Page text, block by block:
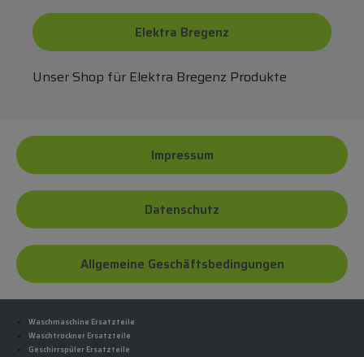
Elektra Bregenz
Unser Shop für Elektra Bregenz Produkte
Impressum
Datenschutz
Allgemeine Geschäftsbedingungen
Waschmaschine Ersatzteile
Waschtrockner Ersatzteile
Geschirrspüler Ersatzteile